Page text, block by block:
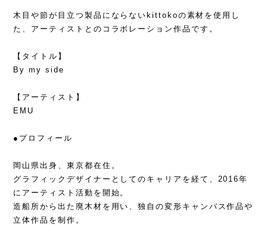
木目や節が目立つ製品にならないkittokoの素材を使用し
た、アーティストとのコラボレーション作品です。
【タイトル】
By my side
【アーティスト】
EMU
●プロフィール
岡山県出身、東京都在住。
グラフィックデザイナーとしてのキャリアを経て、2016年
にアーティスト活動を開始。
造船所から出た廃木材を用い、独自の変形キャンバス作品や
立体作品を制作。